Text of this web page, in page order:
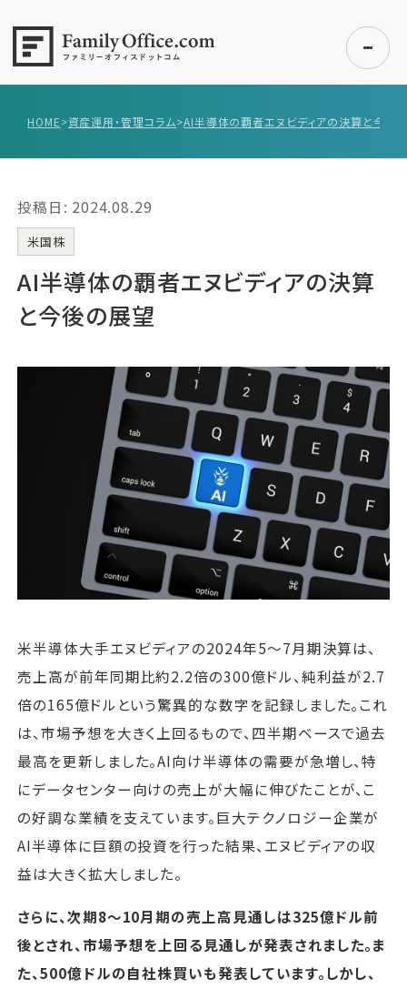
事例紹介
無料講座
コラム
無料ご相談 ログイン
運営会社
ファミリーオフィスとは
関連書籍
メールマガジン登録
よくある質問
HOME>資産運用・管理コラム>AI半導体の覇者エヌビディアの決算と今後
投稿日: 2024.08.29
米国株
AI半導体の覇者エヌビディアの決算
と今後の展望
米半導体大手エヌビディアの2024年5～7月期決算は、
売上高が前年同期比約2.2倍の300億ドル、純利益が2.7
倍の165億ドルという驚異的な数字を記録しました。これ
は、市場予想を大きく上回るもので、四半期ベースで過去
最高を更新しました。AI向け半導体の需要が急増し、特
にデータセンター向けの売上が大幅に伸びたことが、こ
の好調な業績を支えています。巨大テクノロジー企業が
AI半導体に巨額の投資を行った結果、エヌビディアの収
益は大きく拡大しました。
さらに、次期8～10月期の売上高見通しは325億ドル前
後とされ、市場予想を上回る見通しが発表されました。ま
た、500億ドルの自社株買いも発表しています。しかし、